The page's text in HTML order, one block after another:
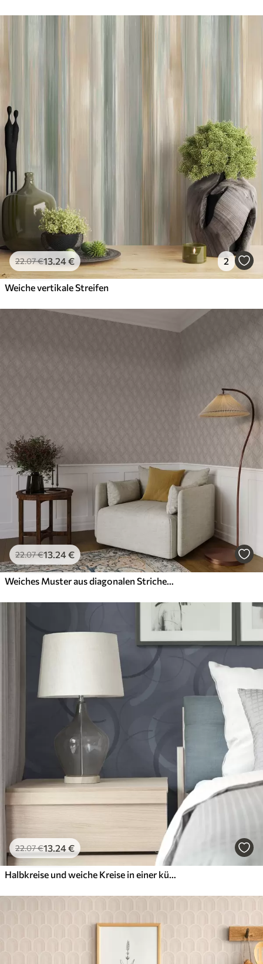
22.07€13.24€ 2
Weiche vertikale Streifen
22.07€13.24€
Weiches Muster aus diagonalen Strichen in Beigetönen
22.07€13.24€
Halbkreise und weiche Kreise in einer kühlen grau-blauen Farbpalette